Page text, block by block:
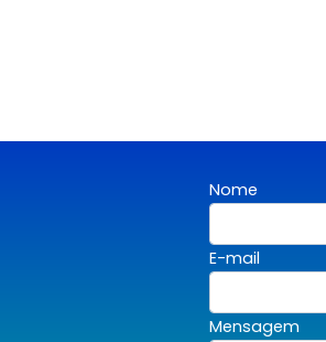
Nome
E-mail
Mensagem